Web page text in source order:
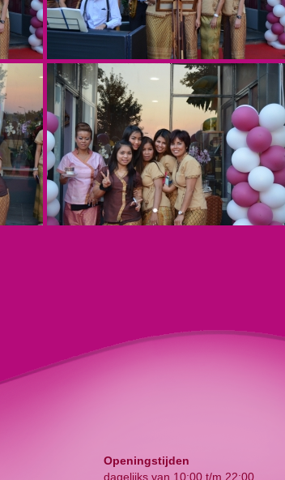
Openingstijden
dagelijks van 10:00 t/m 22:00